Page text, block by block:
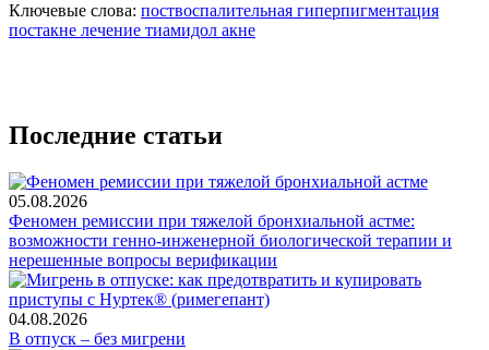
Ключевые слова: поствоспалительная гиперпигментация
постакне лечение тиамидол акне
Последние статьи
05.08.2026
Феномен ремиссии при тяжелой бронхиальной астме:
возможности генно-инженерной биологической терапии и
нерешенные вопросы верификации
04.08.2026
В отпуск – без мигрени